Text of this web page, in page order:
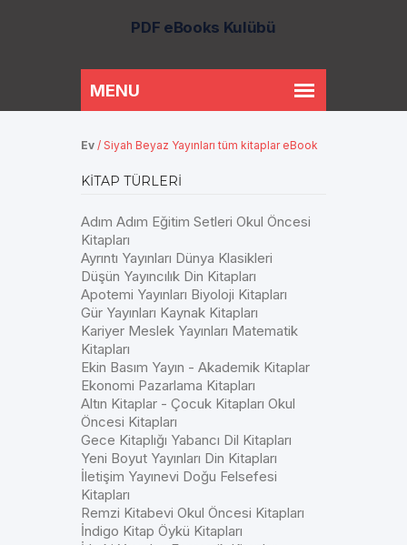
PDF eBooks Kulübü
Ev / Siyah Beyaz Yayınları tüm kitaplar eBook
KITAP TÜRLERI
Adım Adım Eğitim Setleri Okul Öncesi
Kitapları
Ayrıntı Yayınları Dünya Klasikleri
Düşün Yayıncılık Din Kitapları
Apotemi Yayınları Biyoloji Kitapları
Gür Yayınları Kaynak Kitapları
Kariyer Meslek Yayınları Matematik
Kitapları
Ekin Basım Yayın - Akademik Kitaplar
Ekonomi Pazarlama Kitapları
Altın Kitaplar - Çocuk Kitapları Okul
Öncesi Kitapları
Gece Kitaplığı Yabancı Dil Kitapları
Yeni Boyut Yayınları Din Kitapları
İletişim Yayınevi Doğu Felsefesi
Kitapları
Remzi Kitabevi Okul Öncesi Kitapları
İndigo Kitap Öykü Kitapları